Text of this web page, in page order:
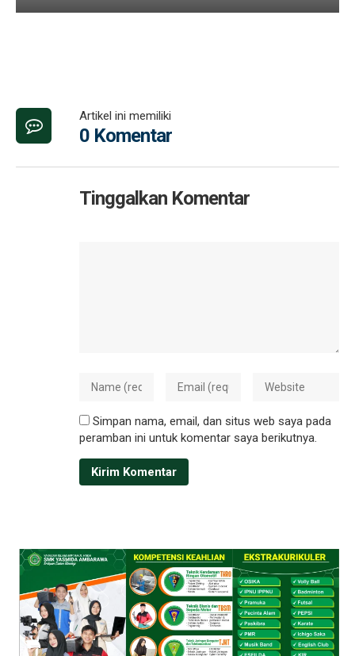
Artikel ini memiliki
0 Komentar
Tinggalkan Komentar
Simpan nama, email, dan situs web saya pada
peramban ini untuk komentar saya berikutnya.